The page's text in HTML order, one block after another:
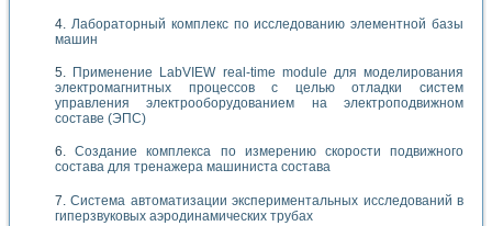
Лабораторный комплекс по исследованию элементной базы
машин
Применение LabVIEW real-time module для моделирования
электромагнитных процессов с целью отладки систем
управления электрооборудованием на электроподвижном
составе (ЭПС)
Создание комплекса по измерению скорости подвижного
состава для тренажера машиниста состава
Система автоматизации экспериментальных исследований в
гиперзвуковых аэродинамических трубах